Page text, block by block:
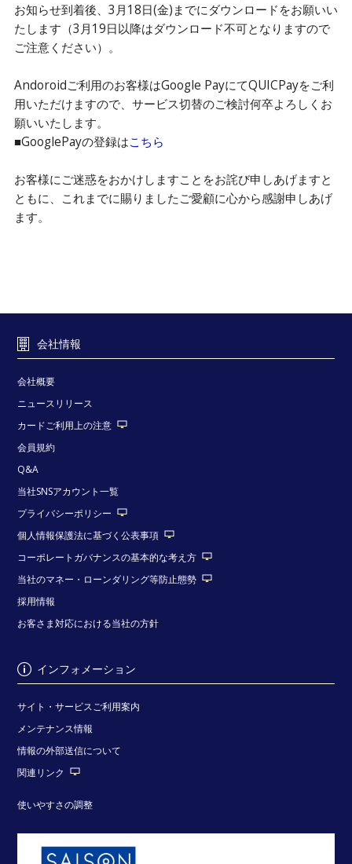
お知らせ到着後、3月18日(金)までにダウンロードをお願いい
たします（3月19日以降はダウンロード不可となりますので
ご注意ください）。
Andoroidご利用のお客様はGoogle PayにてQUICPayをご利
用いただけますので、サービス切替のご検討何卒よろしくお
願いいたします。
■GooglePayの登録はこちら
お客様にご迷惑をおかけしますことをお詫び申しあげますと
ともに、これまでに賜りましたご愛顧に心から感謝申しあげ
ます。
会社情報
会社概要
ニュースリリース
カードご利用上の注意
会員規約
Q&A
当社SNSアカウント一覧
プライバシーポリシー
個人情報保護法に基づく公表事項
コーポレートガバナンスの基本的な考え方
当社のマネー・ローンダリング等防止態勢
採用情報
お客さま対応における当社の方針
インフォメーション
サイト・サービスご利用案内
メンテナンス情報
情報の外部送信について
関連リンク
使いやすさの調整